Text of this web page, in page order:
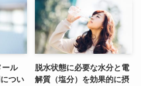
ル
つい
脱水状態に必要な水分と電
解質（塩分）を効果的に摂